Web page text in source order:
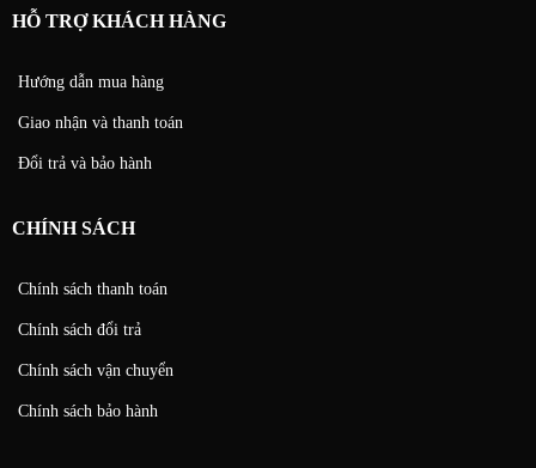
HỖ TRỢ KHÁCH HÀNG
Hướng dẫn mua hàng
Giao nhận và thanh toán
Đổi trả và bảo hành
CHÍNH SÁCH
Chính sách thanh toán
Chính sách đổi trả
Chính sách vận chuyển
Chính sách bảo hành